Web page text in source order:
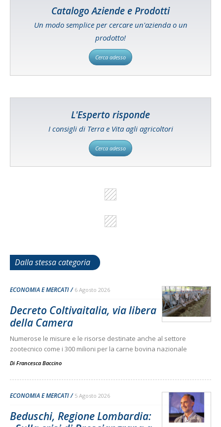
Catalogo Aziende e Prodotti
Un modo semplice per cercare un'azienda o un
prodotto!
Cerca adesso
L'Esperto risponde
I consigli di Terra e Vita agli agricoltori
Cerca adesso
Dalla stessa categoria
ECONOMIA E MERCATI 6 Agosto 2026
Decreto Coltivaitalia, via libera
della Camera
Numerose le misure e le risorse destinate anche al settore
zootecnico come i 300 milioni per la carne bovina nazionale
Di Francesca Baccino
ECONOMIA E MERCATI 5 Agosto 2026
Beduschi, Regione Lombardia: